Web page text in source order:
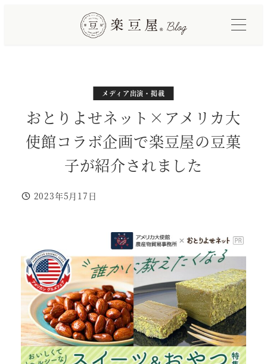
おとりよせネット×アメリカ大
使館コラボ企画で楽豆屋の豆菓
子が紹介されました
投稿日
2023年5月17日
カテゴリー
メディア出演・掲載